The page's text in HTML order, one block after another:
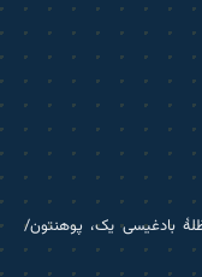
بادغیسی یک، پوهنتون/